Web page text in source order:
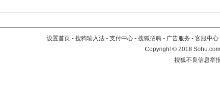
设置首页 - 搜狗输入法 - 支付中心 - 搜狐招聘 - 广告服务 - 客服中心
Copyright©2018
搜狐不良信息举